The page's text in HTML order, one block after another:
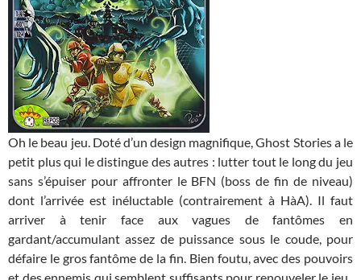
Oh le beau jeu. Doté d’un design magnifique, Ghost Stories a le
petit plus qui le distingue des autres : lutter tout le long du jeu
sans s’épuiser pour affronter le BFN (boss de fin de niveau)
dont l’arrivée est inéluctable (contrairement à HàA). Il faut
arriver à tenir face aux vagues de fantômes en
gardant/accumulant assez de puissance sous le coude, pour
défaire le gros fantôme de la fin. Bien foutu, avec des pouvoirs